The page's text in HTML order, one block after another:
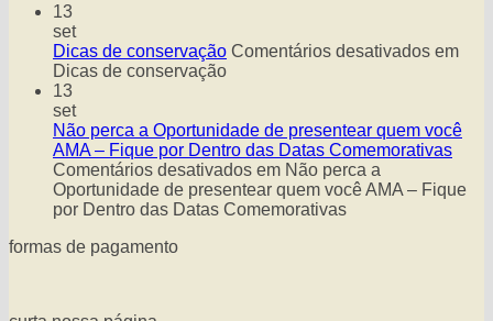
13
set
Dicas de conservação Comentários desativados em
Dicas de conservação
13
set
Não perca a Oportunidade de presentear quem você
AMA – Fique por Dentro das Datas Comemorativas
Comentários desativados em Não perca a
Oportunidade de presentear quem você AMA – Fique
por Dentro das Datas Comemorativas
formas de pagamento